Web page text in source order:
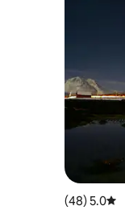
متوسط التقييم 5.0 من 5، 48 مراجعات
5.0 (48)